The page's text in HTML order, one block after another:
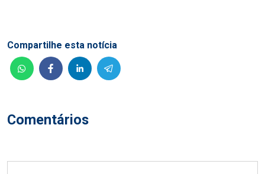
Comentários
Compartilhe esta notícia